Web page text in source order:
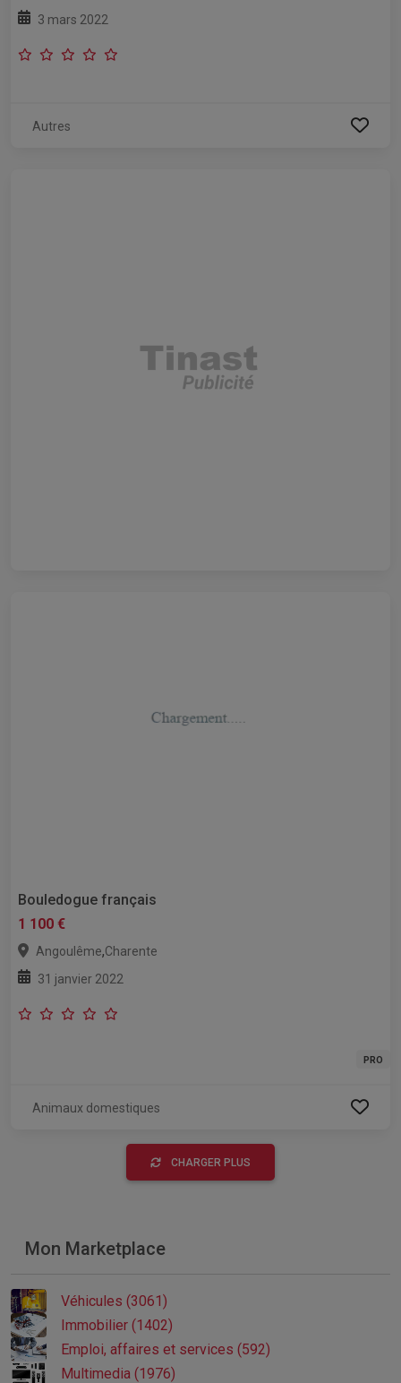
3 mars 2022
Autres
Bouledogue français
1 100 €
Angoulême,Charente
31 janvier 2022
PRO
Animaux domestiques
CHARGER PLUS
Mon Marketplace
Véhicules (3061)
Immobilier (1402)
Emploi, affaires et services (592)
Multimedia (1976)